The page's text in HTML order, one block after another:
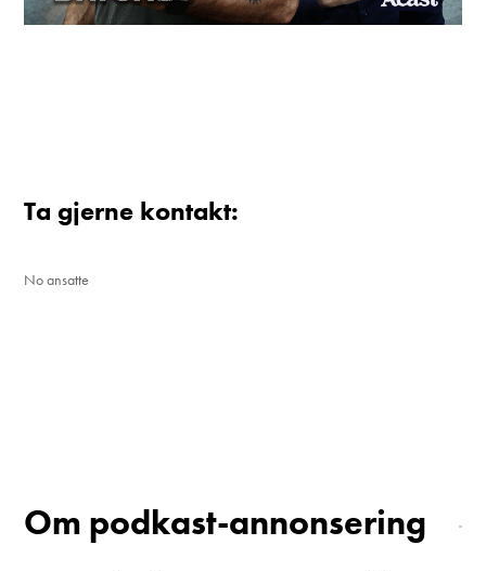
Ta gjerne kontakt:
No ansatte
Om podkast-annonsering